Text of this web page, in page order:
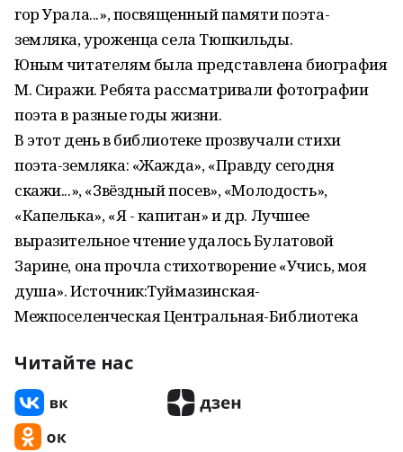
гор Урала...», посвященный памяти поэта-
земляка, уроженца села Тюпкильды.
Юным читателям была представлена биография
М. Сиражи. Ребята рассматривали фотографии
поэта в разные годы жизни.
В этот день в библиотеке прозвучали стихи
поэта-земляка: «Жажда», «Правду сегодня
скажи...», «Звёздный посев», «Молодость»,
«Капелька», «Я - капитан» и др. Лучшее
выразительное чтение удалось Булатовой
Зарине, она прочла стихотворение «Учись, моя
душа». Источник:Туймазинская-
Межпоселенческая Центральная-Библиотека
Читайте нас